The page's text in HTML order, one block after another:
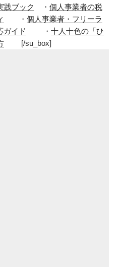
践ブック
・ 個人事業者の税
・ 個人事業者・フリーラ
ガイド
・ 十人十色の「ひ
[/su_box]